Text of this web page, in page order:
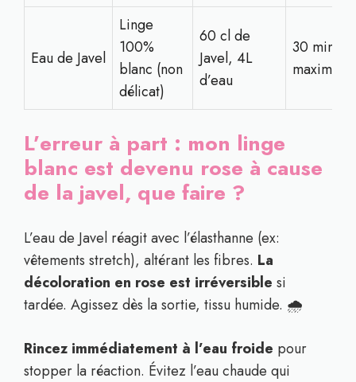
Eau de Javel
Linge
100%
blanc (non
délicat)
60 cl de
Javel, 4L
d’eau
30
maximum
L’erreur à part : mon linge
blanc est devenu rose à cause
de la javel, que faire ?
L’eau de Javel réagit avec l’élasthanne (ex:
vêtements stretch), altérant les fibres. La
décoloration en rose est irréversible si
tardée. Agissez dès la sortie, tissu humide. 🌧️
Rincez immédiatement à l’eau froide pour
stopper la réaction. Évitez l’eau chaude qui